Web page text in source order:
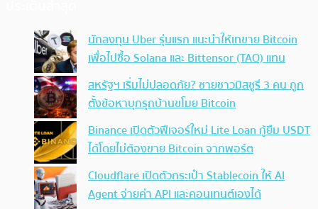
นักลงทุน Uber รุ่นแรก แนะนำให้เทขาย Bitcoin
เพื่อไปซื้อ Solana และ Bittensor (TAO) แทน
สหรัฐฯ เริ่มไม่ปลอดภัย? ชายชาวมิสซูรี 3 คน ถูก
ตั้งข้อหาบุกรุกบ้านขโมย Bitcoin
Binance เปิดตัวฟีเจอร์ใหม่ Lite Loan กู้ยืม USDT
ได้โดยไม่ต้องขาย Bitcoin จากพอร์ต
Cloudflare เปิดตัวกระเป๋า Stablecoin ให้ AI
Agent จ่ายค่า API และคอนเทนต์เองได้